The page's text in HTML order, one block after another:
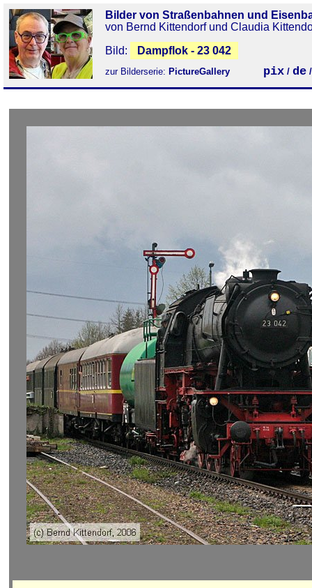
Bilder von Straßenbahnen und
von Bernd Kittendorf und Claudia
Bild:
Dampflok - 23 042
zur Bilderserie: PictureGallery pix / de